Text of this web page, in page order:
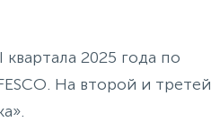
2025 года по
На второй и третей